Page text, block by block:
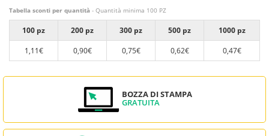
Tabella sconti per quantità - Quantità minima 100 PZ
100 pz 200 pz 300 pz 500 pz
1000 pz
1,11€
0,90€ 0,75€ 0,62€ 0,47€
BOZZA DI STAMPA
GRATUITA